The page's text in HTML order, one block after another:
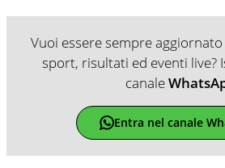
Vuoi essere sempre
sport, risultati ed eventi live?
canale
Entra nel canale